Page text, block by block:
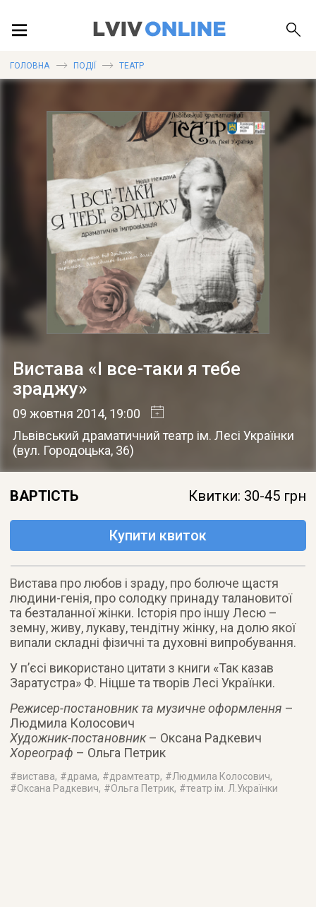
ПУБЛІКАЦІЇ
ДОВІДКА
ГОЛОВНА ПОДІЇ ТЕАТР
Вистава «І все-таки я тебе
зраджу»
09 жовтня 2014, 19:00
Львівський драматичний театр ім. Лесі Українки
(вул. Городоцька, 36)
ВАРТІСТЬ Квитки: 30-45 грн
Купити квиток
Вистава про любов і зраду, про болюче щастя
людини-генія, про солодку принаду талановитої
та безталанної жінки. Історія про іншу Лесю –
земну, живу, лукаву, тендітну жінку, на долю якої
випали складні фізичні та духовні випробування.
У п’єсі використано цитати з книги «Так казав
Заратустра» Ф. Ніцше та творів Лесі Українки.
Режисер-постановник та музичне оформлення –
Людмила Колосович
Художник-постановник– Оксана Радкевич
Хореограф – Ольга Петрик
#вистава, #драма, #драмтеатр, #Людмила Колосович,
#Оксана Радкевич, #Ольга Петрик, #театр ім. Л.Українки